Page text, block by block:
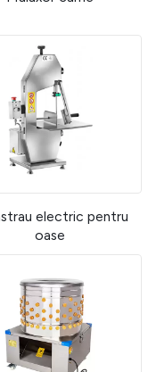
electric pentru
oase